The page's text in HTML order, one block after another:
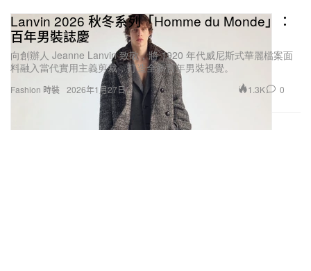
Fashion 時裝
Lanvin 2026 秋冬系列「Homme du Monde」：
百年男裝誌慶
向創辦人 Jeanne Lanvin 致敬，將 1920 年代威尼斯式華麗檔案面
料融入當代實用主義剪裁，打造全新百年男裝視覺。
2026年1月27日 1.3K 0